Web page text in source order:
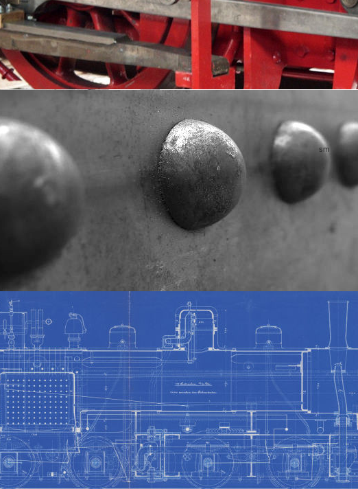
wünschte Pfarrer Marmann der historischen Mallet-Lokomotove „11 sm
“ und
einer Feierstunde am Brohltal-bahnhof in Brohl-Lützing. Die IBS hatte den
des neuen Paradepferdes der Brohltalbahn gebeten, dem Marmann
am Gedenktag des Hl. Christopherus vor ihrer ersten Fahrt des
gab.
Bahnsteig war der IBS und insbesondere ihres 2. Vorsitzenden, Stephan Pauly,
der Restaurierung der Lokomotive ist für viele Vereinsmitglieder und Freunde
Herzenswunsch erfüllt worden. Aus Dankbarkeit und zum Schutz der Lok vor
sollte der Lok nun der Segen erteilt werden.
Gemeinderates, des Pfarrgemeinderates, der Freiwilligen Feuerwehr Brohl,
Böllerbuben“ und natürlich die Brohltalbahner begleiteten die Fahrzeugsegnung
in Brohl. Kurz darauf machte sich die mit großem technischen und finanziellen
Maschine aus der Kaiserzeit pünktlich um 11:00 Uhr auf den Weg durch
Wiederinbetriebnahme
2015
der Lokomotive gefeiert mit 2 Sonderfahrten von Brohl nach
erste Zug für alle Spender und um 15.00 Uhr für alle geladenen Gäste. Im